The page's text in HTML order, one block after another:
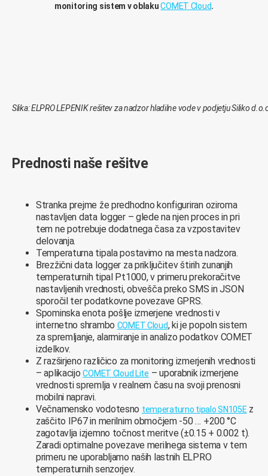
monitoring sistem v oblakuCOMET Cloud.
Slika: ELPRO LEPENIK rešitev za nadzor hladilne vode v podjetju Siliko
Prednosti naše rešitve
Stranka prejme že predhodno konfiguriran oziroma
nastavljen data logger – glede na njen proces in pri
tem ne potrebuje dodatnega časa za vzpostavitev
delovanja.
Temperaturna tipala postavimo na mesta nadzora.
Brezžični data logger za priključitev štirih zunanjih
temperaturnih tipal Pt1000, v primeru prekoračitve
nastavljenih vrednosti, obvešča preko SMS in JSON
sporočil ter podatkovne povezave GPRS.
Spominska enota pošlje izmerjene vrednosti v
internetno shrambo COMET Cloud, ki je popoln sistem
za spremljanje, alarmiranje in analizo podatkov COMET
izdelkov.
Z razširjeno različico za monitoring izmerjenih vrednosti
– aplikacijoCOMET Cloud Lite – uporabnik izmerjene
vrednosti spremlja v realnem času na svoji prenosni
mobilni napravi.
Večnamensko vodotesno temperaturno tipalo SN105E z
zaščito IP67 in merilnim območjem -50 … +200 °C
zagotavlja izjemno točnost meritve (±0.15 + 0.002 t).
Zaradi optimalne povezave merilnega sistema v tem
primeru ne uporabljamo naših lastnih ELPRO
temperaturnih senzorjev.